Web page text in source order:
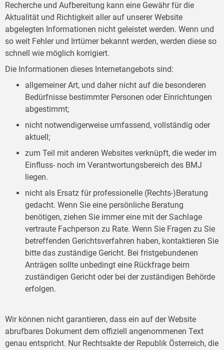
Recherche und Aufbereitung kann eine Gewähr für die
Aktualität und Richtigkeit aller auf unserer Website
abgelegten Informationen nicht geleistet werden. Wenn und
so weit Fehler und Irrtümer bekannt werden, werden diese so
schnell wie möglich korrigiert.
Die Informationen dieses Internetangebots sind:
allgemeiner Art, und daher nicht auf die besonderen
Bedürfnisse bestimmter Personen oder Einrichtungen
abgestimmt;
nicht notwendigerweise umfassend, vollständig oder
aktuell;
zum Teil mit anderen Websites verknüpft, die weder im
Einfluss- noch im Verantwortungsbereich des BMJ
liegen.
nicht als Ersatz für professionelle (Rechts-)Beratung
gedacht. Wenn Sie eine persönliche Beratung
benötigen, ziehen Sie immer eine mit der Sachlage
vertraute Fachperson zu Rate. Wenn Sie Fragen zu Sie
betreffenden Gerichtsverfahren haben, kontaktieren Sie
bitte das zuständige Gericht. Bei fristgebundenen
Anträgen sollte unbedingt eine Rückfrage beim
zuständigen Gericht oder bei der zuständigen Behörde
erfolgen.
Wir können nicht garantieren, dass ein auf der Website
abrufbares Dokument dem offiziell angenommenen Text
genau entspricht. Nur Rechtsakte der Republik Österreich, die